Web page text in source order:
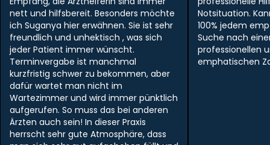
nett und hilfsbereit. Besonders möchte
ich Suganya hier erwähnen. Sie ist sehr
freundlich und unhektisch , was sich
jeder Patient immer wünscht.
Terminvergabe ist manchmal
kurzfristig schwer zu bekommen, aber
dafür wartet man nicht im
Wartezimmer und wird immer pünktlich
aufgerufen. So muss das bei anderen
Ärzten auch sein! In dieser Praxis
herrscht sehr gute Atmosphäre, dass
Notsituation.
100% jedem
Suche nach
professionellen
emphatischen